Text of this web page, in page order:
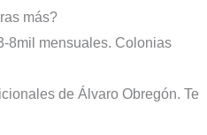
más?
8mil mensuales. Colonias
de Álvaro Obregón. Te